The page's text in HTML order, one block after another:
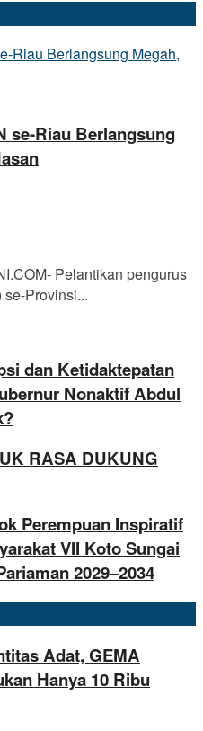
se-Riau Berlangsung
Pelantikan pengurus
Provinsi...
dan Ketidaktepatan
Nonaktif Abdul
RASA DUKUNG
Perempuan Inspiratif
VII Koto Sungai
2029–2034
Adat, GEMA
Hanya 10 Ribu